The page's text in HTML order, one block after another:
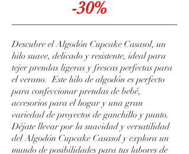
-30%
Descubre el Algodón Cupcake Casasol, un
hilo suave, delicado y resistente, ideal para
tejer prendas ligeras y frescas perfectas para
el verano. Este hilo de algodón es perfecto
para confeccionar prendas de bebé,
accesorios para el hogar y una gran
variedad de proyectos de ganchillo y punto.
Déjate llevar por la suavidad y versatilidad
del Algodón Cupcake Casasol y explora un
mundo de posibilidades para tus labores de